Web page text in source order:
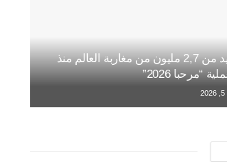
دخول أزيد من 2,7 مليون من مغاربة العالم منذ
“مرحبا 2026”